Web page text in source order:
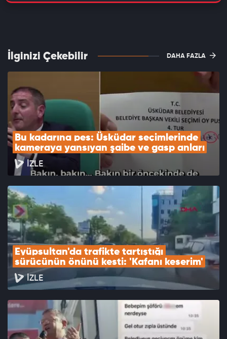
İlginizi Çekebilir DAHA FAZLA
Bu kadarına pes: Üsküdar seçimlerinde
kameraya yansıyan şaibe ve gasp anları
İZLE
Eyüpsultan'da trafikte tartıştığı
sürücünün önünü kesti: 'Kafanı keserim'
İZLE